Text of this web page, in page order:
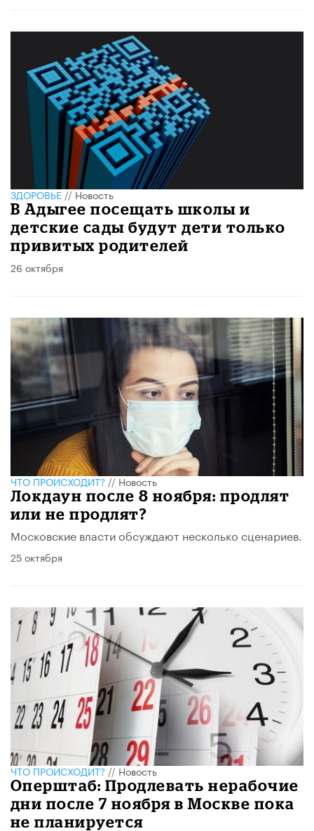
ЗДОРОВЬЕ//Новость
В Адыгее посещать школы и
детские сады будут дети только
привитых родителей
26 октября
ЧТО ПРОИСХОДИТ?//Новость
Локдаун после 8 ноября: продлят
или не продлят?
Московские власти обсуждают несколько сценариев.
25 октября
ЧТО ПРОИСХОДИТ?//Новость
Оперштаб: Продлевать нерабочие
дни после 7 ноября в Москве пока
не планируется